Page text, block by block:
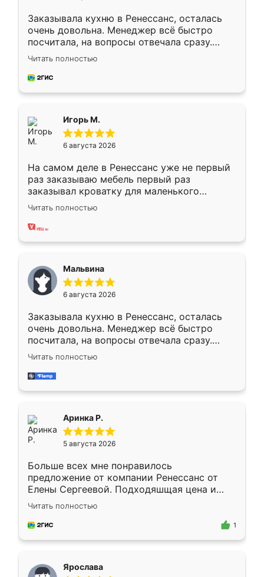
Заказывала кухню в Ренессанс, осталась
очень довольна. Менеджер всё быстро
посчитала, на вопросы отвечала сразу.
Замерщик приехал в субботу, подошёл к
делу со всей ответственностью. Собрали
за день, ребята работали аккуратно, даже
Читать полностью
Игорь М.
6 августа 2026
На самом деле в Ренессанс уже не первый
раз заказываю мебель первый раз
заказывал кроватку для маленького
ребёнка при его рождении ,во второй раз
заказал шкаф-купе. По качеству очень
хорошее сборка достаточно быстрая,
меньше, здесь же он более разнообразный.
Мне нравится ,если что-то потребуется из
мебели буду заказывать только здесь.
Читать полностью
Мальвина
6 августа 2026
Заказывала кухню в Ренессанс, осталась
очень довольна. Менеджер всё быстро
посчитала, на вопросы отвечала сразу.
Замерщик приехал в субботу, подошёл к
делу со всей ответственностью. Собрали
за день, ребята работали аккуратно, даже
Читать полностью
Аринка Р.
5 августа 2026
Больше всех мне понравилось
предложение от компании Ренессанс от
Елены Сергеевой. Подходяшщая цена и
короткие сроки изготовления. Приехавший
для замера сотрудник Владислав
предложил по моему эскизу самый
Читать полностью
1
Ярослава